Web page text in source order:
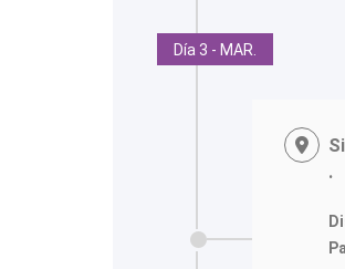
Día 3 - MAR.
.